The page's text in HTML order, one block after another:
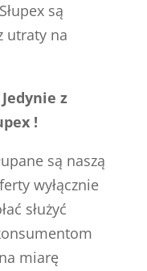
są
utraty na
z
!
są naszą
wyłącznie
służyć
miarę